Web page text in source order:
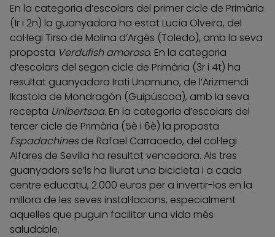
En la categoria d’escolars del primer cicle de Primària
(1r i 2n) la guanyadora ha estat Lucía Olveira, del
col·legi Tirso de Molina d’Argés (Toledo), amb la seva
proposta Verdufish amoroso. En la categoria
d’escolars del segon cicle de Primària (3r i 4t) ha
resultat guanyadora Irati Unamuno, de l’Arizmendi
Ikastola de Mondragón (Guipúscoa), amb la seva
recepta Unibertsoa. En la categoria d’escolars del
tercer cicle de Primària (5è i 6è) la proposta
Espadachinesde Rafael Carracedo, del col·legi
Alfares de Sevilla ha resultat vencedora. Als tres
guanyadors se’ls ha lliurat una bicicleta i a cada
centre educatiu, 2.000 euros per a invertir-los en la
millora de les seves instal·lacions, especialment
aquelles que puguin facilitar una vida més
saludable.